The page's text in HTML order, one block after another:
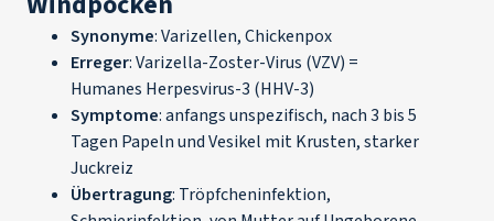
Synonyme: Varizellen, Chickenpox
Erreger: Varizella-Zoster-Virus (VZV) =
Humanes Herpesvirus-3 (HHV-3)
Symptome: anfangs unspezifisch, nach 3 bis 5
Tagen Papeln und Vesikel mit Krusten, starker
Juckreiz
Übertragung: Tröpfcheninfektion,